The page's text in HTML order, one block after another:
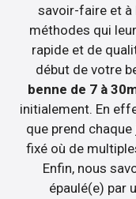
savoir-faire et à
méthodes qui
rapide et de
début de votre
benne de 7 à
initialement. En
que prend
fixé où de
Enfin, nous
épaulé(e) par